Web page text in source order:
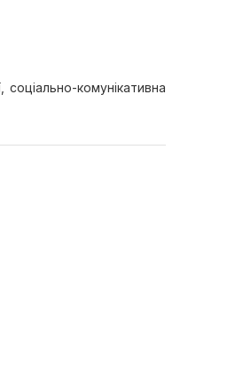
соціально-комунікативна